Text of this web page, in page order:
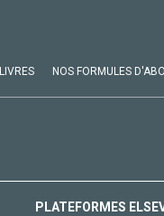
LIVRES NOS FORMULES
PLATEFORMES